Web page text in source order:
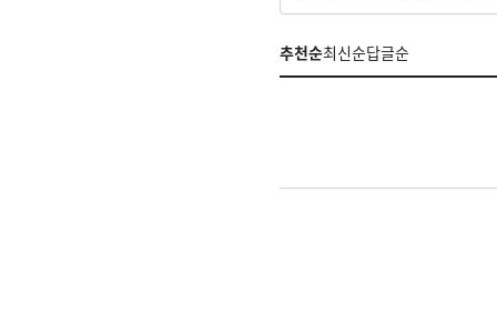
추천순최신순답글순